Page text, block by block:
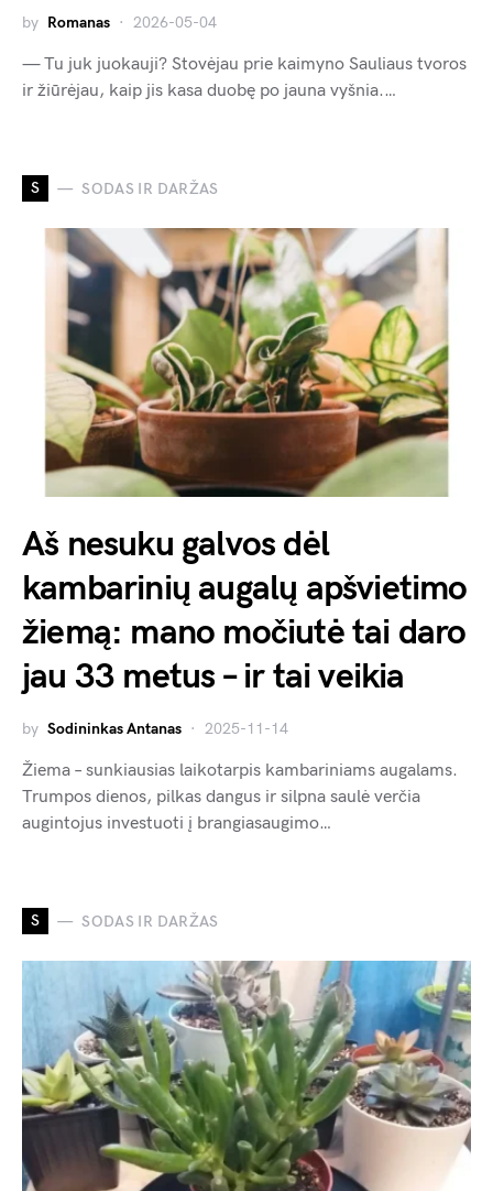
by Romanas 2026-05-04
— Tu juk juokauji? Stovėjau prie kaimyno Sauliaus tvoros
ir žiūrėjau, kaip jis kasa duobę po jauna vyšnia.…
S SODAS IR DARŽAS
Aš nesuku galvos dėl
kambarinių augalų apšvietimo
žiemą: mano močiutė tai daro
jau 33 metus – ir tai veikia
by Sodininkas Antanas 2025-11-14
Žiema – sunkiausias laikotarpis kambariniams augalams.
Trumpos dienos, pilkas dangus ir silpna saulė verčia
augintojus investuoti į brangiasaugimo…
S SODAS IR DARŽAS